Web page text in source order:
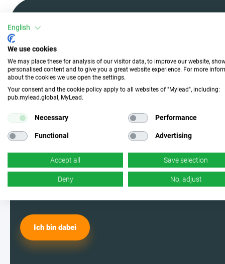
Mach mit und wähle die
perfekte Kampagne
wähle aus den effektivsten
Kampagnen. Ja, du hast richtig
gelesen – wir haben jede Menge
Ich bin dabei
English
We use cookies
We may place these for analysis of our visitor data, to improve our website,
personalised content and to give you a great website experience. For more
about the cookies we use open the settings.
Your consent and the cookie policy apply to all websites of "Mylead", including:
pub.mylead.global, MyLead.
Necessary Performance
Functional Advertising
Accept all Save selection
Deny No, adjust